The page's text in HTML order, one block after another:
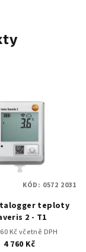
teploty
2 - T1
Kč včetně DPH
4 760 Kč
KÓD: 0572 2031